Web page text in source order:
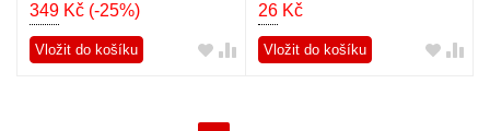
349 Kč (-25%)
Vložit do košíku
26Kč
Vložit do košíku